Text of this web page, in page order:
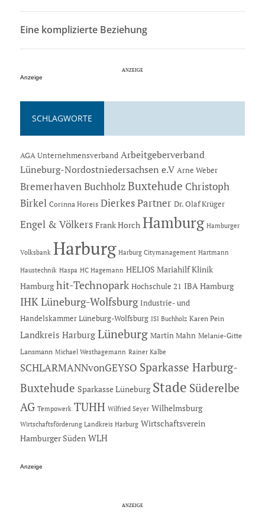
Eine komplizierte Beziehung
Anzeige
SCHLAGWORTE
AGA Unternehmensverband Arbeitgeberverband
Lüneburg-Nordostniedersachsen e.V Arne Weber
Bremerhaven Buchholz Buxtehude Christoph
Birkel Corinna Horeis Dierkes Partner Dr. Olaf Krüger
Engel & Völkers Frank Horch Hamburg Hamburger
Volksbank Harburg Harburg Citymanagement Hartmann
Haustechnik Haspa HC Hagemann HELIOS Mariahilf Klinik
Hamburg hit-Technopark Hochschule 21 IBA Hamburg
IHK Lüneburg-Wolfsburg Industrie- und
Handelskammer Lüneburg-Wolfsburg ISI Buchholz Karen Pein
Landkreis Harburg Lüneburg Martin Mahn Melanie-Gitte
Lansmann Michael Westhagemann Rainer Kalbe
SCHLARMANNvonGEYSO Sparkasse Harburg-
Buxtehude Sparkasse Lüneburg Stade Süderelbe
AG Tempowerk TUHH Wilfried Seyer Wilhelmsburg
Wirtschaftsförderung Landkreis Harburg Wirtschaftsverein
Hamburger Süden WLH
Anzeige